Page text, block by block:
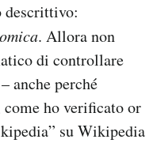
Altrecose
Mondiali calcio 2026
. Allora non
di controllare
anche perché
ho verificato or
su Wikipedia